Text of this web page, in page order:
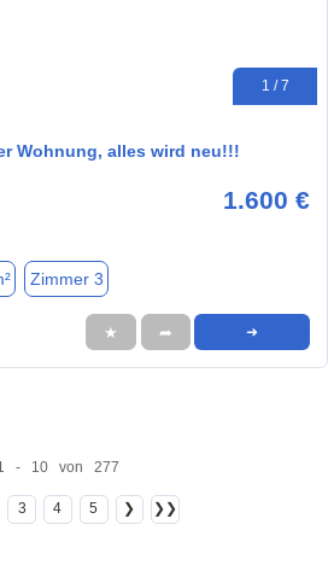
1 / 7
Wohnung, alles wird neu!!!
1.600 €
Zimmer 3
★ ➦ ➜
- 10 von 277
3 4 5 ❯ ❯❯